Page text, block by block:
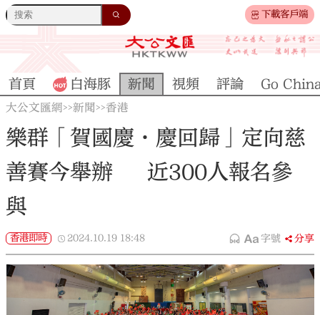
下載客戶端
首頁 白海豚 新聞 視頻 評論 Go
大公文匯網>>新聞>>香港
樂群「賀國慶·慶回歸」定向慈
善賽今舉辦 近300人報名參
與
香港即時 2024.10.19 18:48 字號 分享